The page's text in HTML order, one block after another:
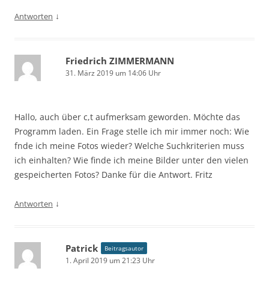
Antworten ↓
Friedrich ZIMMERMANN
31. März 2019 um 14:06 Uhr
Hallo, auch über c,t aufmerksam geworden. Möchte das
Programm laden. Ein Frage stelle ich mir immer noch: Wie
fnde ich meine Fotos wieder? Welche Suchkriterien muss
ich einhalten? Wie finde ich meine Bilder unter den vielen
gespeicherten Fotos? Danke für die Antwort. Fritz
Antworten ↓
Patrick Beitragsautor
1. April 2019 um 21:23 Uhr